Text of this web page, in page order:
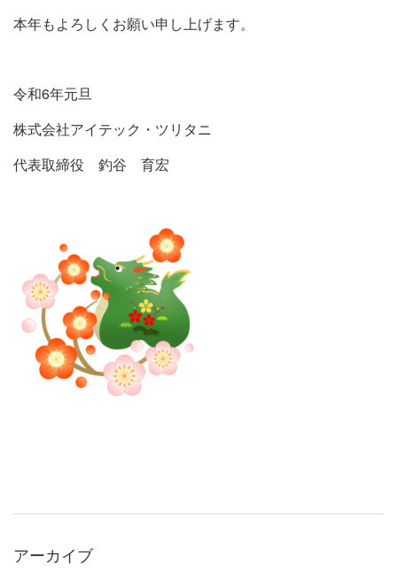
本年もよろしくお願い申し上げます。
令和6年元旦
株式会社アイテック・ツリタニ
代表取締役 釣谷 育宏
アーカイブ